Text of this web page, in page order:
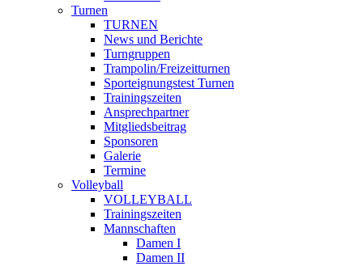
Turnen
TURNEN
News und Berichte
Turngruppen
Trampolin/Freizeitturnen
Sporteignungstest Turnen
Trainingszeiten
Ansprechpartner
Mitgliedsbeitrag
Sponsoren
Galerie
Termine
Volleyball
VOLLEYBALL
Trainingszeiten
Mannschaften
Damen I
Damen II